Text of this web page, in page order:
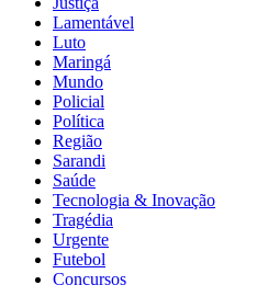
Lamentável
Luto
Maringá
Mundo
Policial
Política
Região
Sarandi
Saúde
Tecnologia & Inovação
Tragédia
Urgente
Futebol
Concursos